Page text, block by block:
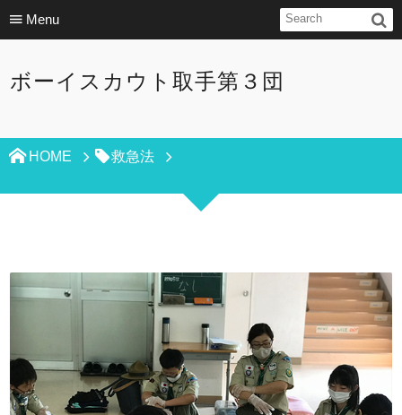
Menu
ボーイスカウト取手第３団
HOME 救急法